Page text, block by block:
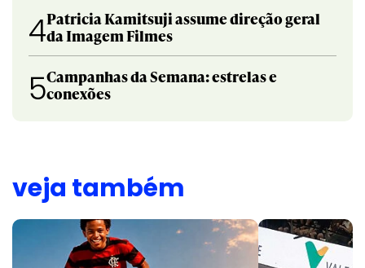
4Patricia Kamitsuji assume direção geral
da Imagem Filmes
5Campanhas da Semana: estrelas e
conexões
veja também